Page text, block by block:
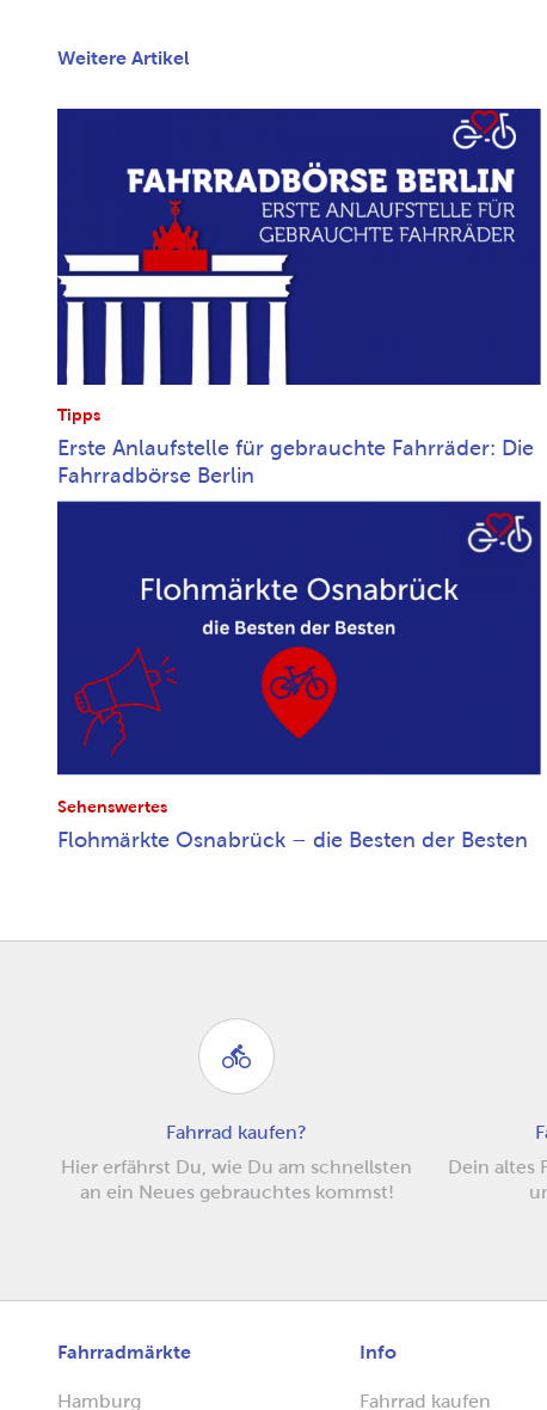
Weitere Artikel
Tipps
Erste Anlaufstelle für gebrauchte Fahrräder: Die
Fahrradbörse Berlin
Sehenswertes
Flohmärkte Osnabrück – die Besten der Besten
Fahrrad kaufen?
Hier erfährst Du, wie Du am schnellsten
an ein Neues gebrauchtes kommst!
Dein altes
Fahrradmärkte
Hamburg
Info
Fahrrad kaufen